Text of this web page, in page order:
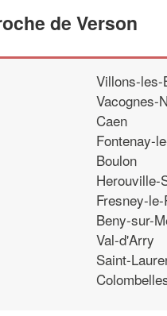
de Verson
Villons-les-
Vacognes-
Caen
Fontenay-
Boulon
Herouville-
Fresney-
Beny-sur-
Val-d'Arry
Saint-